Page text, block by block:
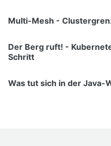
Multi-Mesh -
Der Berg ruft! -
Schritt
Was tut sich in der Java-